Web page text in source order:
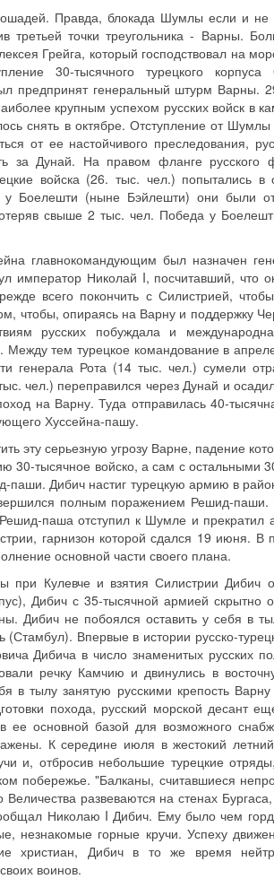
Правда, блокада Шумлы если и не
третьей точки треугольника - Варны.
Грейга, который господствовал на
30-тысячного турецкого
предпринят генеральный штурм Варны.
крупным успехом русских войск в
снять в октябре. Отступление от Шумлы
от ее настойчивого преследования,
за Дунай. На правом фланге русского
войска (26. тыс. чел.) попытались
Боелешти (ныне Бэйлешти) они были
свыше 2 тыс. чел. Победа у
главнокомандующим был назначен
император Николай I, посчитавший, что
всего покончить с Силистрией,
чтобы, опираясь на Варну и поддержку
русских побуждала и
тем турецкое командование в
Рота (14 тыс. чел.) сумели
чел.) переправился через Дунай и
на Варну. Туда отправилась 40-
Хуссейна-пашу.
эту серьезную угрозу Варне, падение
30-тысячное войско, а сам с остальными
Дибич настиг турецкую армию в
полным поражением Решид-паши.
паша отступил к Шумле и прекратил
гарнизон которой сдался 19 июня.
основной части своего плана.
при Кулевче и взятия Силистрии Дибич
Дибич с 35-тысячной армией скрытно
Дибич не побоялся оставить у себя в
Впервые в истории русско-
Дибича в число знаменитых русских
речку Камчию и двинулись в
в тылу занятую русскими крепость
похода, русский морской десант
основной базой для возможного
К середине июля в жестокий летний
и, отбросив небольшие турецкие
побережье. "Балканы, считавшиеся
развеваются на стенах
Николаю I Дибич. Ему было чем
горные кручи. Успеху
христиан, Дибич в то же время
воинов.